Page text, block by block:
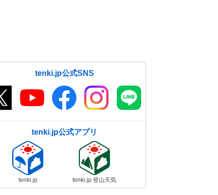
tenki.jp公式SNS
tenki.jp公式アプリ
tenki.jp tenki.jp 登山天気